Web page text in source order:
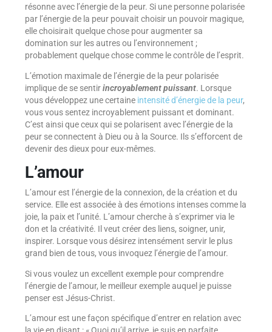
résonne avec l’énergie de la peur. Si une personne polarisée
par l’énergie de la peur pouvait choisir un pouvoir magique,
elle choisirait quelque chose pour augmenter sa
domination sur les autres ou l’environnement ;
probablement quelque chose comme le contrôle de l’esprit.
L’émotion maximale de l’énergie de la peur polarisée
implique de se sentirincroyablement puissant. Lorsque
vous développez une certaine intensité d’énergie de la peur,
vous vous sentez incroyablement puissant et dominant.
C’est ainsi que ceux qui se polarisent avec l’énergie de la
peur se connectent à Dieu ou à la Source. Ils s’efforcent de
devenir des dieux pour eux-mêmes.
L’amour
L’amour est l’énergie de la connexion, de la création et du
service. Elle est associée à des émotions intenses comme la
joie, la paix et l’unité. L’amour cherche à s’exprimer via le
don et la créativité. Il veut créer des liens, soigner, unir,
inspirer. Lorsque vous désirez intensément servir le plus
grand bien de tous, vous invoquez l’énergie de l’amour.
Si vous voulez un excellent exemple pour comprendre
l’énergie de l’amour, le meilleur exemple auquel je puisse
penser est Jésus-Christ.
L’amour est une façon spécifique d’entrer en relation avec